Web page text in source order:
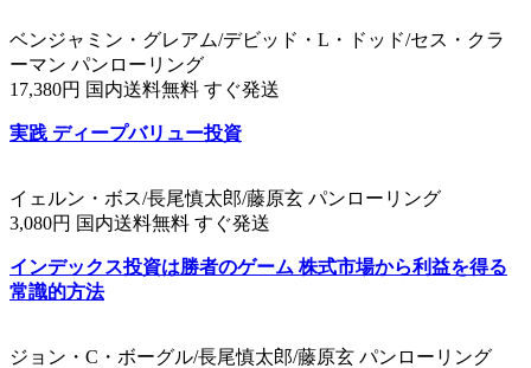
ベンジャミン・グレアム/デビッド・L・ドッド/セス・クラ
ーマン パンローリング
17,380円 国内送料無料 すぐ発送
実践 ディープバリュー投資
イェルン・ボス/長尾慎太郎/藤原玄 パンローリング
3,080円 国内送料無料 すぐ発送
インデックス投資は勝者のゲーム 株式市場から利益を得る
常識的方法
ジョン・C・ボーグル/長尾慎太郎/藤原玄 パンローリング